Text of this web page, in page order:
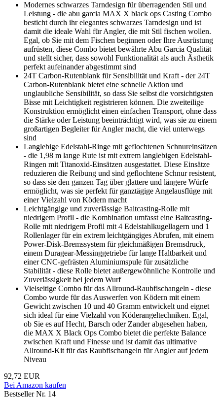
Modernes schwarzes Tarndesign für überragenden Stil und
Leistung - die abu garcia MAX X black ops Casting Combo
besticht durch ihr elegantes schwarzes Tarndesign und ist
damit die ideale Wahl für Angler, die mit Stil fischen wollen.
Egal, ob Sie mit dem Fischen beginnen oder Ihre Ausrüstung
aufrüsten, diese Combo bietet bewährte Abu Garcia Qualität
und stellt sicher, dass sowohl Funktionalität als auch Ästhetik
perfekt aufeinander abgestimmt sind
24T Carbon-Rutenblank für Sensibilität und Kraft - der 24T
Carbon-Rutenblank bietet eine schnelle Aktion und
unglaubliche Sensibilität, so dass Sie selbst die vorsichtigsten
Bisse mit Leichtigkeit registrieren können. Die zweiteilige
Konstruktion ermöglicht einen einfachen Transport, ohne dass
die Stärke oder Leistung beeinträchtigt wird, was sie zu einem
großartigen Begleiter für Angler macht, die viel unterwegs
sind
Langlebige Edelstahl-Ringe mit geflochtenen Schnureinsätzen
- die 1,98 m lange Rute ist mit extrem langlebigen Edelstahl-
Ringen mit Titanoxid-Einsätzen ausgestattet. Diese Einsätze
reduzieren die Reibung und sind geflochtene Schnur resistent,
so dass sie den ganzen Tag über glattere und längere Würfe
ermöglicht, was sie perfekt für ganztägige Angelausflüge mit
einer Vielzahl von Ködern macht
Leichtgängige und zuverlässige Baitcasting-Rolle mit
niedrigem Profil - die Kombination umfasst eine Baitcasting-
Rolle mit niedrigem Profil mit 4 Edelstahlkugellagern und 1
Rollenlager für ein extrem leichtgängiges Abrufen, mit einem
Power-Disk-Bremssystem für gleichmäßigen Bremsdruck,
einem Duragear-Messinggetriebe für lange Haltbarkeit und
einer CNC-gefrästen Aluminiumspule für zusätzliche
Stabilität - diese Rolle bietet außergewöhnliche Kontrolle und
Zuverlässigkeit bei jedem Wurf
Vielseitige Combo für das Allround-Raubfischangeln - diese
Combo wurde für das Auswerfen von Ködern mit einem
Gewicht zwischen 10 und 40 Gramm entwickelt und eignet
sich ideal für eine Vielzahl von Köderangeltechniken. Egal,
ob Sie es auf Hecht, Barsch oder Zander abgesehen haben,
die MAX X Black Ops Combo bietet die perfekte Balance
zwischen Kraft und Finesse und ist damit das ultimative
Allround-Kit für das Raubfischangeln für Angler auf jedem
Niveau
92,72 EUR
Bei Amazon kaufen
Bestseller Nr. 14